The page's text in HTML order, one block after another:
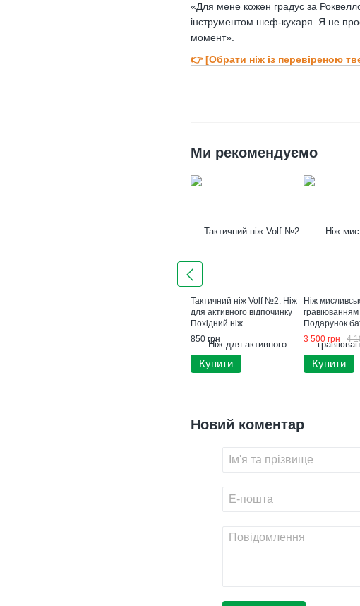
«Для мене кожен градус за
інструментом шеф-кухаря. Я не
момент».
👉 [Обрати ніж із перевіреною
Ми рекомендуємо
Тактичний ніж Volf №2. Ніж
для активного відпочинку
Похідний ніж
850 грн
Купити
Ніж
Подарунок
3 500 грн
4
Купити
Новий коментар